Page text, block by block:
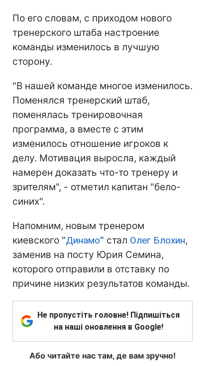
По его словам, с приходом нового
тренерского штаба настроение
команды изменилось в лучшую
сторону.
"В нашей команде многое изменилось.
Поменялся тренерский штаб,
поменялась тренировочная
программа, а вместе с этим
изменилось отношение игроков к
делу. Мотивация выросла, каждый
намерен доказать что-то тренеру и
зрителям", - отметил капитан "бело-
синих".
Напомним, новым тренером
киевского "Динамо" стал Олег Блохин,
заменив на посту Юрия Семина,
которого отправили в отставку по
причине низких результатов команды.
Не пропустіть головне! Підпишіться
на наші оновлення в Google!
Або читайте нас там, де вам зручно!